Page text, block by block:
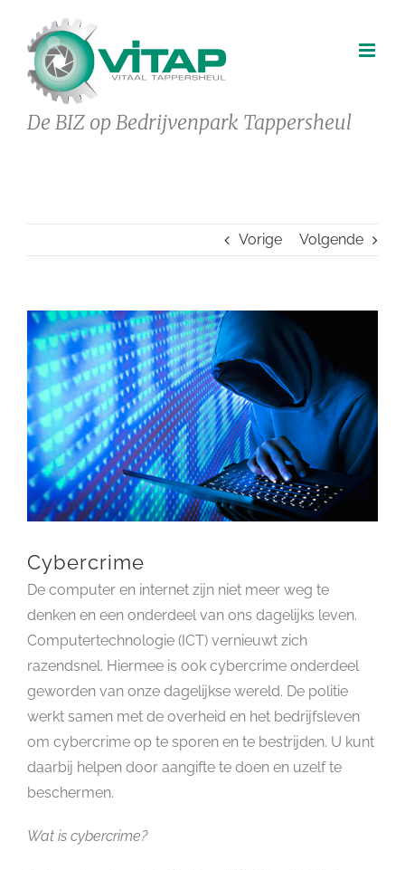
inhoud
De BIZ op Bedrijvenpark Tappersheul
Vorige Volgende
Bekijk
grotere
afbeelding
Cybercrime
De computer en internet zijn niet meer weg te
denken en een onderdeel van ons dagelijks leven.
Computertechnologie (ICT) vernieuwt zich
razendsnel. Hiermee is ook cybercrime onderdeel
geworden van onze dagelijkse wereld. De politie
werkt samen met de overheid en het bedrijfsleven
om cybercrime op te sporen en te bestrijden. U kunt
daarbij helpen door aangifte te doen en uzelf te
beschermen.
Wat is cybercrime?